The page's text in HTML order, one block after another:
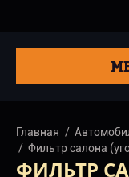
Главная
Фильтр салона
ФИЛЬТР